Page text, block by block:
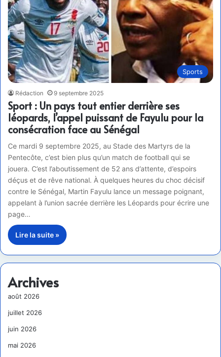
Sports
Rédaction 9 septembre 2025
Sport : Un pays tout entier derrière ses
léopards, l’appel puissant de Fayulu pour la
consécration face au Sénégal
Ce mardi 9 septembre 2025, au Stade des Martyrs de la
Pentecôte, c’est bien plus qu’un match de football qui se
jouera. C’est l’aboutissement de 52 ans d’attente, d’espoirs
déçus et de rêve national. À quelques heures du choc décisif
contre le Sénégal, Martin Fayulu lance un message poignant,
appelant à l’union sacrée derrière les Léopards pour écrire une
page…
Lire la suite »
Archives
août 2026
juillet 2026
juin 2026
mai 2026